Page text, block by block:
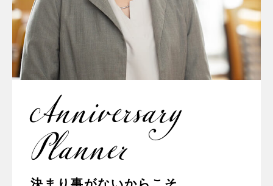
Anniversary